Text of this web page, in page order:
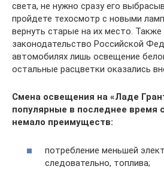
света, не нужно сразу его
пройдете техосмотр с новыми
вернуть старые на их место.
законодательство Российской
автомобилях лишь освещение
остальные расцветки оказались
Смена освещения на «Ладе
популярные в последнее время
немало преимуществ:
потребление меньшей
следовательно, топлива;